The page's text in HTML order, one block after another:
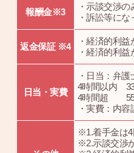
報酬金※3
・示談交渉
・訴訟等に
返金保証 ※4
・経済的利
・経済的利
日当・実費
・日当：弁
4時間以内
4時間超
・実費：内
※1.着手金は4
※2.示談交渉